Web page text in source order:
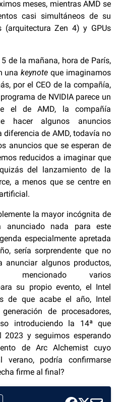
meses, mientras AMD se
casi simultáneos de su
(arquitectura Zen 4) y GPUs
de la mañana, hora de París,
unakeynote que imaginamos
por el CEO de la compañía,
de NVIDIA parece un
el de AMD, la compañía
hacer algunos anuncios
diferencia de AMD, todavía no
anuncios que se esperan de
reducidos a imaginar que
del lanzamiento de la
a menos que se centre en
la mayor incógnita de
nada para este
especialmente apretada
sería sorprendente que no
anunciar algunos productos,
varios
su propio evento, el Intel
de que acabe el año, Intel
de procesadores,
introduciendo la 14ª que
2023 y seguimos esperando
de Arc Alchemist cuyo
verano, podría confirmarse
firme al final?